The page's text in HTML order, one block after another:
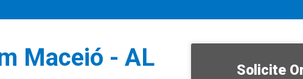
Maceió - AL Solicite